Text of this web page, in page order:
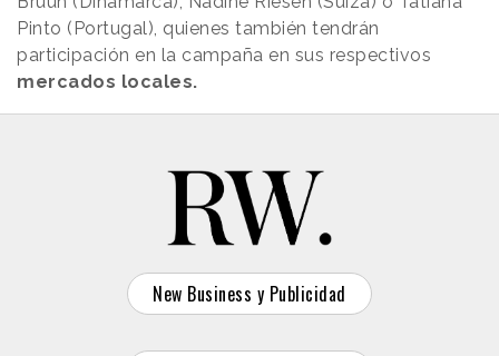
Pinto (Portugal), quienes también tendrán
participación en la campaña en sus respectivos
mercados locales.
New Business y Publicidad